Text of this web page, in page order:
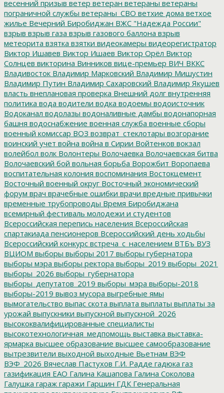
весенний призыв ветер ветеран ветераны ветераны
пограничной службы ветераны_СВО ветхие дома ветхое
жилье Вечерний Биробиджан ВЖС "Надежда России"
взрыв взрыв газа взрыв газового баллона взрыв
метеорита взятка взятки видеокамеры видеорегистратор
Виктор Ишавев Виктор Ишаев Виктор Орёл Виктор
Солнцев викторина Винников вице-премьер ВИЧ ВККС
Владивосток Владимир Марковский Владимир Мишустин
Владимир Путин Владимир Сахаровский Владимир Якушев
власть внеплановая проверка Внешний долг внутренняя
политика вода водители водка водоемы водоисточник
Водоканал водолазы водоналивные дамбы водонапорная
башня водоснабжение военная служба военные сборы
военный комиссар ВОЗ возврат_стеклотары возгорание
воинский учет война война в Сирии Войтенков вокзал
волейбол волк Волонтеры Волочаевка Волочаевская битва
Волочаевский бой вольная борьба Ворожбит Воропаева
воспитательная колония воспоминания Востокцемент
Восточный военный округ Восточный экономический
форум врач врачебные ошибки врачи вредные привычки
временные трубопроводы Время Биробиджана
всемирный фестиваль молодежи и студентов
Всероссийская перепись населения Всероссийская
спартакиада пенсионеров Всероссийский день ходьбы
Всероссийский конкурс встреча_с_населением ВТБъ ВУЗ
ВЦИОМ выборы выборы 2017 выборы губернатора
выборы мэра выборы ректора выборы_2019 выборы_2021
выборы_2026 выборы_губернатора
выборы_депутатов_2019 выборы_мэра выборы-2018
выборы-2019 вывоз мусора выгребные ямы
вымогательство выпас скота выплата выплаты выплаты за
урожай выпускники выпускной выпускной_2026
высококвалифицированные специалисты
высокотехнологичная_медпомощь выставка выставка-
ярмарка высшее образование высшее самообразование
вытрезвители выходной выходные Вьетнам ВЭФ
ВЭФ_2026 Вячеслав Пастухов Г.И. Радде гадюка газ
газификация ЕАО Галина Кашапова Галина Соколова
Галушка гараж гаражи Гаршин ГДК Генеральная